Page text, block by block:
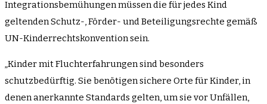
Integrationsbemühungen müssen die für jedes Kind
geltenden Schutz-, Förder- und Beteiligungsrechte gemäß
UN-Kinderrechtskonvention sein.
„Kinder mit Fluchterfahrungen sind besonders
schutzbedürftig. Sie benötigen sichere Orte für Kinder, in
denen anerkannte Standards gelten, um sie vor Unfällen,